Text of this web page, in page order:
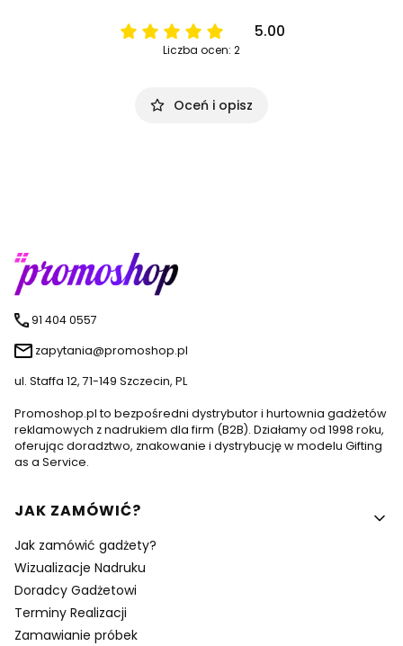
5.00
Liczba ocen: 2
Oceń i opisz
91 404 0557
zapytania@promoshop.pl
ul. Staffa 12, 71-149 Szczecin, PL
Promoshop.pl to bezpośredni dystrybutor i hurtownia gadżetów
reklamowych z nadrukiem dla firm (B2B). Działamy od 1998 roku,
oferując doradztwo, znakowanie i dystrybucję w modelu Gifting
as a Service.
Linki w stopce
JAK ZAMÓWIĆ?
Jak zamówić gadżety?
Wizualizacje Nadruku
Doradcy Gadżetowi
Terminy Realizacji
Zamawianie próbek